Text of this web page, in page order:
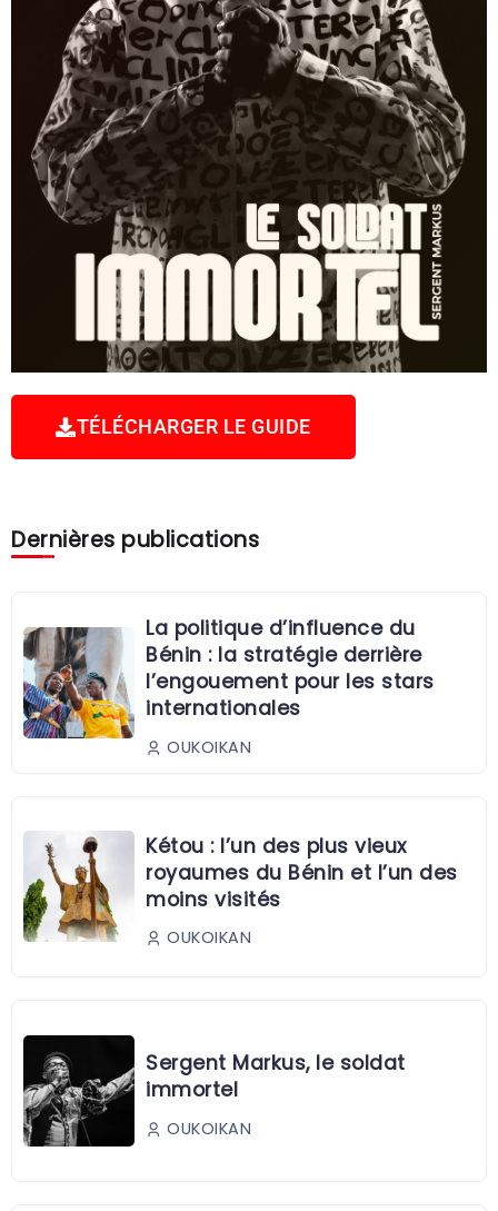
TÉLÉCHARGER LE GUIDE
Dernières publications
La politique d’influence du
Bénin : la stratégie derrière
l’engouement pour les stars
internationales
OUKOIKAN
Kétou : l’un des plus vieux
royaumes du Bénin et l’un des
moins visités
OUKOIKAN
Sergent Markus, le soldat
immortel
OUKOIKAN